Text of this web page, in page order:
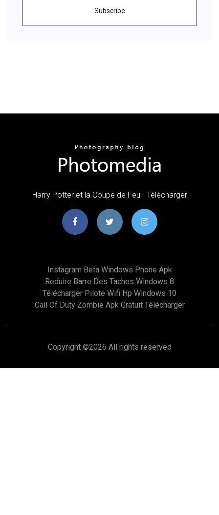
Subscribe
Harry Potter et la Coupe de Feu - Télécharger
Instagram Beta Windows Phone Apk
Reduire Barre Des Taches Windows 8
Télécharger Pilote Wifi Hp Windows 10
Call Of Duty Zombie Apk Gratuit Télécharger
Copyright ©2026 All rights reserved